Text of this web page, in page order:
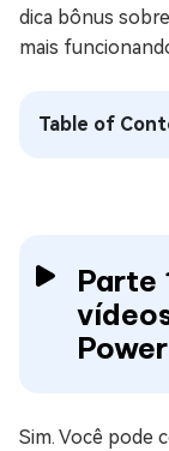
dica bônus
mais
Table of
Parte
Sim. Você pode